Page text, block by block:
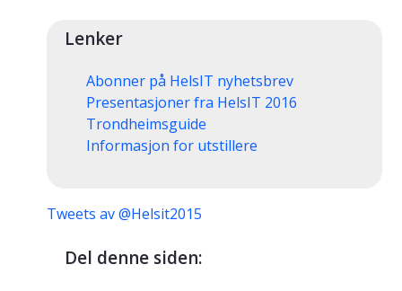
Lenker
Abonner på HelsIT nyhetsbrev
Presentasjoner fra HelsIT 2016
Trondheimsguide
Informasjon for utstillere
Tweets av @Helsit2015
Del denne siden: